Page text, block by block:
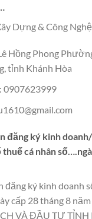
Dựng & Công
Hồng Phong
tỉnh Khánh Hòa
0907623999
đăng ký kinh
cá nhân
đăng ký kinh doanh
cấp 28 tháng 8
VÀ ĐẦU TƯ TỈNH